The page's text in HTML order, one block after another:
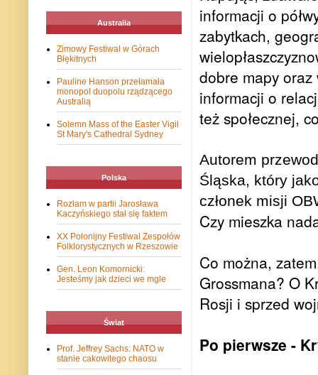
informacji o
zabytkach,
dobre mapy oraz
informacji o
też społecznej,
Autorem
Śląska, który
członek misji
Czy mieszka
Co można,
Grossmana? O
Rosji i sprzed
Po pierwsze -
Australia
Zimowy Festiwal w Górach
Błękitnych
Pauline Hanson przełamała
monopol duopolu rządzącego
Australią
Solemn Mass of the Easter Vigil
St Mary's Cathedral Sydney
Polska
Rozłam w partii Jarosława
Kaczyńskiego stał się faktem
XX Polonijny Festiwal Zespołów
Folklorystycznych w Rzeszowie
Gen. Leon Komornicki:
Jesteśmy jak dzieci we mgle
Świat
Prof. Jeffrey Sachs: NATO w
stanie cakowitego chaosu